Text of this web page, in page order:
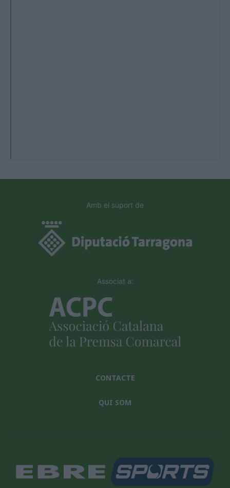
Amb el suport de
Associat a:
CONTACTE
QUI SOM